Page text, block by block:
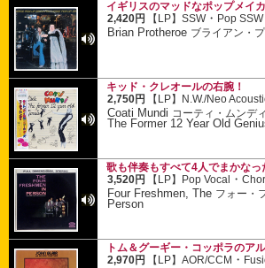
イギリスのマッドなポップメイ
2,420円
【LP】SSW・ Pop
Brian Protheroe ブライアン・
キッド・クレオールの右腕！
2,750円
【LP】 N.W./Neo
Coati Mundi コーティ・ムンディ
The Former 12 Year Old
歌も伴奏もすべて4人でまかなっ
3,520円
【LP】 Pop Vocal ・
Four Freshmen, The フォー・
Person
トム＆グーギー・コッポラのア
2,970円
【LP】AOR/CCM ・